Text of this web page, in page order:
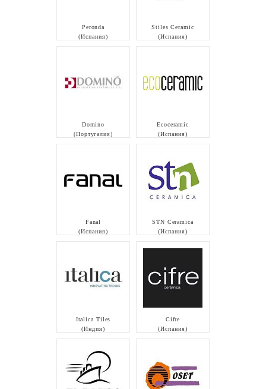
Peronda
(Испания)
Stiles Ceramic
(Испания)
Domino
(Португалия)
Ecoceramic
(Испания)
Fanal
(Испания)
STN Ceramica
(Испания)
Italica Tiles
(Индия)
Cifre
(Испания)